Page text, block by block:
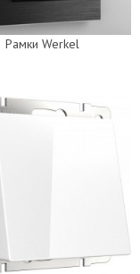
Рамки Werkel